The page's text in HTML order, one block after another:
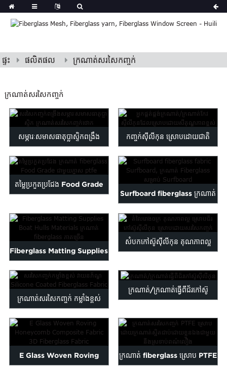
ផ្ទះ ផលិតផល ក្រណាត់សរសៃកញ្ចក់
ក្រណាត់សរសៃកញ្ចក់
សម្ភារៈសមាសធាតុប្លាស្ទិកពង្រឹង
សរសៃកញ្ចក់...
កញ្ចក់ស៊ីលីកុន ស្រោបដោយជាតិ
សរសៃ កំដៅខ្ពស់...
តម្លៃប្រកួតប្រជែង Food Grade
Surfboard fiberglass ក្រណាត់
Surfboard, Fibergla...
Fiberglass Matting Supplies
សម្ភារៈសម្រាប់ទូក...
សំបកកៅស៊ូស៊ីលីកុន គុណភាពល្អ
ក្រណាត់សរសៃកញ្ចក់ កម្លាំងខ្ពស់
វាយនភ័ណ្ឌ Silicone...
ក្រណាត់/ក្រណាត់ធ្វើពីជ័រកៅស៊ូ
E Glass Woven Roving ក្រណាត់ fiberglass ស្រោប PTFE